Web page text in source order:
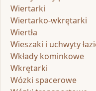
Wiertarki
Wiertarko-wkrętarki
Wiertła
Wieszaki i uchwyty
Wkłady kominkowe
Wkrętarki
Wózki spacerowe